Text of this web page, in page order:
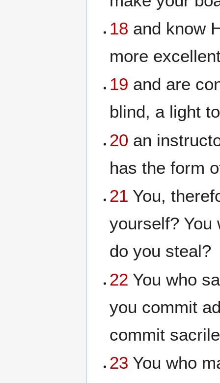
18 and know
more
19 and are
blind, a light
20 an
has the form
21 You,
yourself? You
do you steal?
22 You who
you commit
commit
23 You who